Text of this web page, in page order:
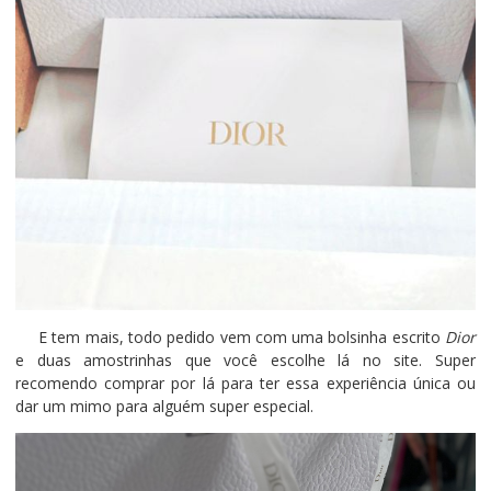
E tem mais, todo pedido vem com uma bolsinha escrito Dior
e duas amostrinhas que você escolhe lá no site. Super
recomendo comprar por lá para ter essa experiência única ou
dar um mimo para alguém super especial.